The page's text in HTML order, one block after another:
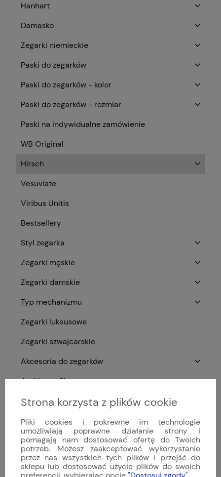
Hanhart
Damasko
Zegarki niemieckie
Paski do zegarków
Paski do zegarków - kolor
Paski do zegarków - rozmiar
Paski na indywidualne zamówienie
WB Original
Hirsch
Vesuviate
Viribus Unitis
Bestsellery
Styl zegarka
Zegarki męskie
Zegarki damskie
Typ mechanizmu
Zegarki luksusowe
Zegarki szwajcarskie
Akcesoria do zegarków
Archiwum Sinn
Nowości
Promocje
Ocena sklepu
Strona korzysta z plików cookie
Pliki cookies i pokrewne im technologie
umożliwiają poprawne działanie strony i
pomagają nam dostosować ofertę do Twoich
potrzeb. Możesz zaakceptować wykorzystanie
przez nas wszystkich tych plików i przejść do
sklepu lub dostosować użycie plików do swoich